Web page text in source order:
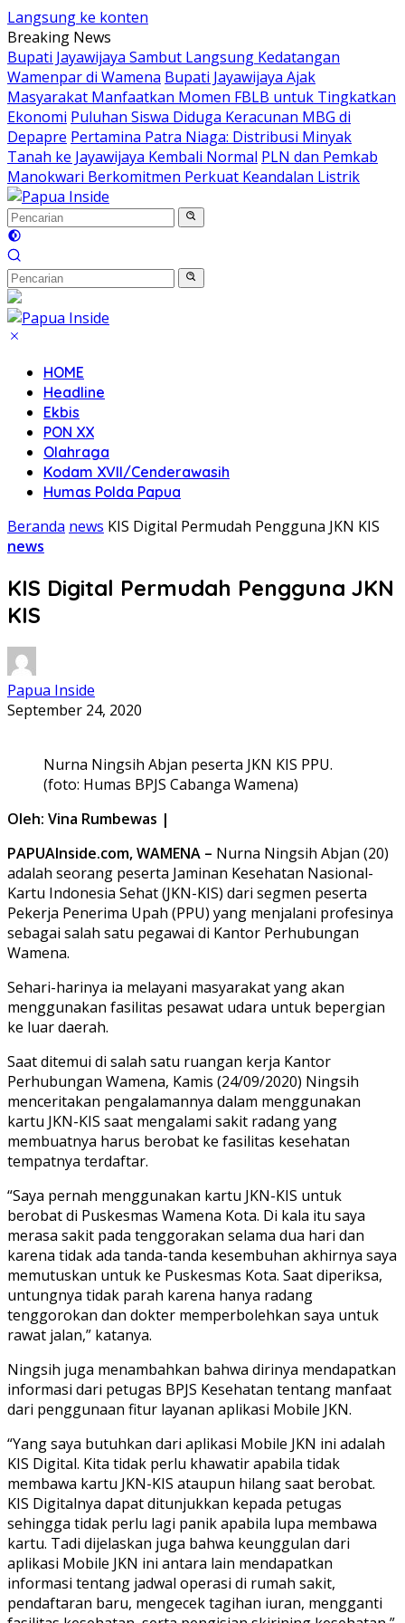
Langsung ke konten
Breaking News
Bupati Jayawijaya Sambut Langsung Kedatangan
Wamenpar di Wamena Bupati Jayawijaya Ajak
Masyarakat Manfaatkan Momen FBLB untuk Tingkatkan
Ekonomi Puluhan Siswa Diduga Keracunan MBG di
Depapre Pertamina Patra Niaga: Distribusi Minyak
Tanah ke Jayawijaya Kembali Normal PLN dan Pemkab
Manokwari Berkomitmen Perkuat Keandalan Listrik
HOME
Headline
Ekbis
PON XX
Olahraga
Kodam XVII/Cenderawasih
Humas Polda Papua
Beranda news KIS Digital Permudah Pengguna JKN KIS
news
KIS Digital Permudah Pengguna JKN
KIS
Papua Inside
September 24, 2020
Nurna Ningsih Abjan peserta JKN KIS PPU.
(foto: Humas BPJS Cabanga Wamena)
Oleh: Vina Rumbewas |
PAPUAInside.com, WAMENA – Nurna Ningsih Abjan (20)
adalah seorang peserta Jaminan Kesehatan Nasional-
Kartu Indonesia Sehat (JKN-KIS) dari segmen peserta
Pekerja Penerima Upah (PPU) yang menjalani profesinya
sebagai salah satu pegawai di Kantor Perhubungan
Wamena.
Sehari-harinya ia melayani masyarakat yang akan
menggunakan fasilitas pesawat udara untuk bepergian
ke luar daerah.
Saat ditemui di salah satu ruangan kerja Kantor
Perhubungan Wamena, Kamis (24/09/2020) Ningsih
menceritakan pengalamannya dalam menggunakan
kartu JKN-KIS saat mengalami sakit radang yang
membuatnya harus berobat ke fasilitas kesehatan
tempatnya terdaftar.
“Saya pernah menggunakan kartu JKN-KIS untuk
berobat di Puskesmas Wamena Kota. Di kala itu saya
merasa sakit pada tenggorakan selama dua hari dan
karena tidak ada tanda-tanda kesembuhan akhirnya saya
memutuskan untuk ke Puskesmas Kota. Saat diperiksa,
untungnya tidak parah karena hanya radang
tenggorokan dan dokter memperbolehkan saya untuk
rawat jalan,” katanya.
Ningsih juga menambahkan bahwa dirinya mendapatkan
informasi dari petugas BPJS Kesehatan tentang manfaat
dari penggunaan fitur layanan aplikasi Mobile JKN.
“Yang saya butuhkan dari aplikasi Mobile JKN ini adalah
KIS Digital. Kita tidak perlu khawatir apabila tidak
membawa kartu JKN-KIS ataupun hilang saat berobat.
KIS Digitalnya dapat ditunjukkan kepada petugas
sehingga tidak perlu lagi panik apabila lupa membawa
kartu. Tadi dijelaskan juga bahwa keunggulan dari
aplikasi Mobile JKN ini antara lain mendapatkan
informasi tentang jadwal operasi di rumah sakit,
pendaftaran baru, mengecek tagihan iuran, mengganti